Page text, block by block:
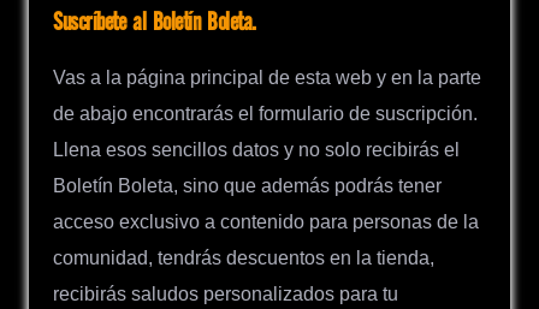
Suscríbete al Boletín Boleta.
Vas a la página principal de esta web y en la parte
de abajo encontrarás el formulario de suscripción.
Llena esos sencillos datos y no solo recibirás el
Boletín Boleta, sino que además podrás tener
acceso exclusivo a contenido para personas de la
comunidad, tendrás descuentos en la tienda,
recibirás saludos personalizados para tu